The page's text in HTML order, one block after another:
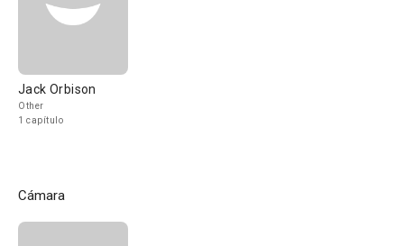
Jack Orbison
Other
1 capítulo
Cámara